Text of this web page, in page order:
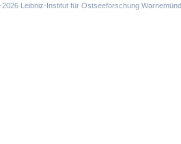
Leibniz-Institut für Ostseeforschung